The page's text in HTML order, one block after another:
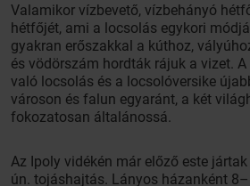
Valamikor vízbevető, vízbehányó
hétfőjét, ami a locsolás egykori
gyakran erőszakkal a kúthoz,
és vödörszám hordták rájuk a vizet.
való locsolás és a locsolóversike
városon és falun egyaránt, a két
fokozatosan általánossá.
Az Ipoly vidékén már előző este
ún. tojáshajtás. Lányos házanként